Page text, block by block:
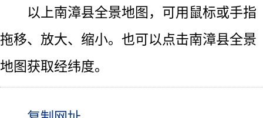
以上南漳县全景地图，可用鼠标或手指
拖移、放大、缩小。也可以点击南漳县全景
地图获取经纬度。